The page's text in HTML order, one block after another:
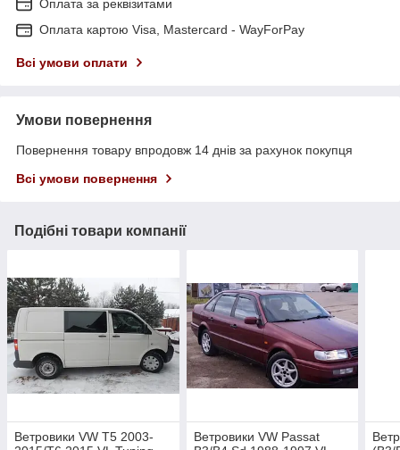
Оплата за реквізитами
Оплата картою Visa, Mastercard - WayForPay
Всі умови оплати
Умови повернення
Повернення товару впродовж 14 днів за рахунок покупця
Всі умови повернення
Подібні товари компанії
Ветровики VW T5 2003-
Ветровики VW Passat